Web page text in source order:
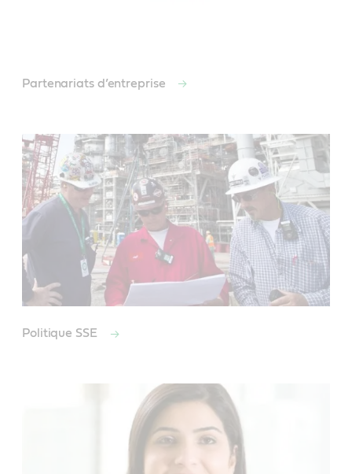
Partenariats d’entreprise
Politique SSE